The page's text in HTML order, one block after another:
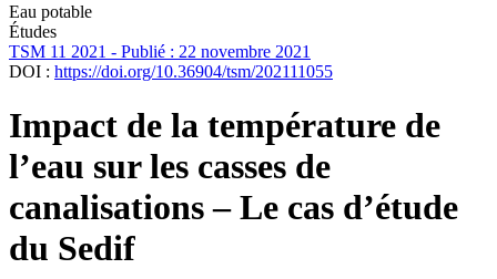
Eau potable
Études
TSM 11 2021 - Publié : 22 novembre 2021
DOI : https://doi.org/10.36904/tsm/202111055
Impact de la température de
l’eau sur les casses de
canalisations – Le cas d’étude
du Sedif